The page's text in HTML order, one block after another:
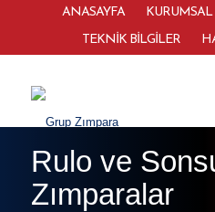
ANASAYFA KURUMSAL
TEKNİK BİLGİLER
Rulo ve
Zımparalar